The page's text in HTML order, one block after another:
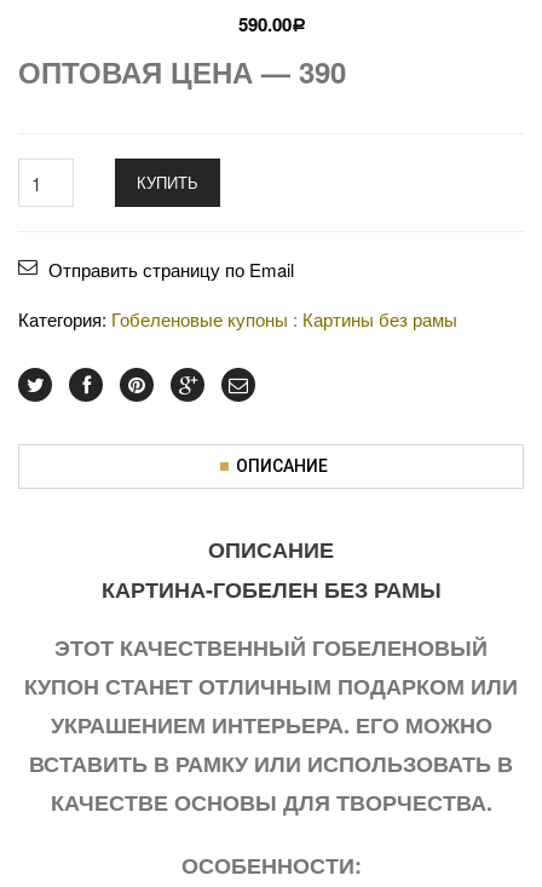
590.00Р
ОПТОВАЯ ЦЕНА — 390
КУПИТЬ
Отправить страницу по Email
Категория: Гобеленовые купоны : Картины без рамы
ОПИСАНИЕ
ОПИСАНИЕ
КАРТИНА-ГОБЕЛЕН БЕЗ РАМЫ
ЭТОТ КАЧЕСТВЕННЫЙ ГОБЕЛЕНОВЫЙ
КУПОН СТАНЕТ ОТЛИЧНЫМ ПОДАРКОМ ИЛИ
УКРАШЕНИЕМ ИНТЕРЬЕРА. ЕГО МОЖНО
ВСТАВИТЬ В РАМКУ ИЛИ ИСПОЛЬЗОВАТЬ В
КАЧЕСТВЕ ОСНОВЫ ДЛЯ ТВОРЧЕСТВА.
ОСОБЕННОСТИ: